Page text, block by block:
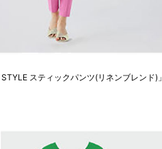
STYLE スティックパンツ(リネンブレンド)」